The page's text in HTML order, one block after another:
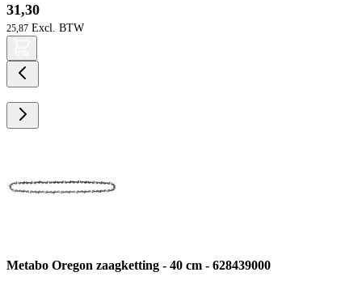
31,30
25,87
Metabo Oregon zaagketting - 40 cm - 628439000